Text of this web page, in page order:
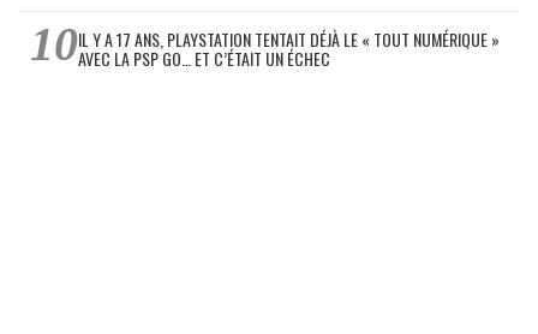
IL Y A 17 ANS, PLAYSTATION TENTAIT DÉJÀ LE « TOUT NUMÉRIQUE »
AVEC LA PSP GO… ET C’ÉTAIT UN ÉCHEC